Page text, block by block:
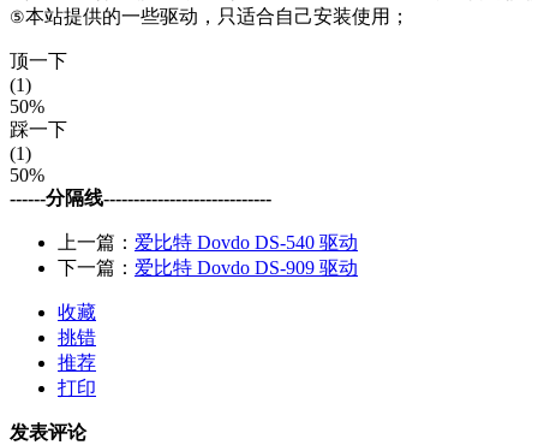
⑤本站提供的一些驱动，只适合自己安装使用；
顶一下
(1)
50%
踩一下
(1)
50%
------分隔线----------------------------
上一篇： 爱比特 Dovdo DS-540 驱动
下一篇： 爱比特 Dovdo DS-909 驱动
收藏
挑错
推荐
打印
发表评论